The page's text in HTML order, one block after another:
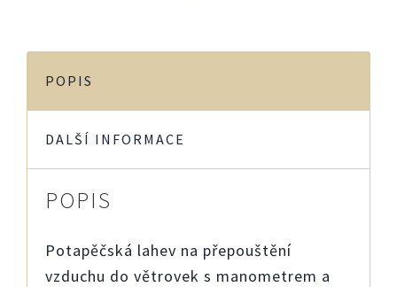
POPIS
DALŠÍ INFORMACE
POPIS
Potapěčská lahev na přepouštění
vzduchu do větrovek s manometrem a